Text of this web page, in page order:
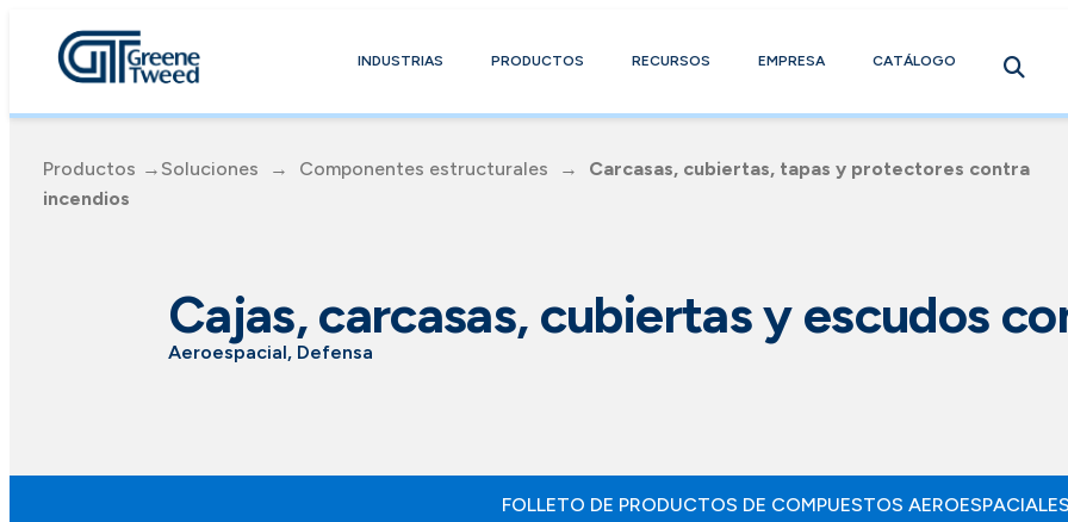
INDUSTRIAS PRODUCTOS RECURSOS EMPRESA CATÁLOGO
Cajas, carcasas, cubiertas y escudos
Aeroespacial, Defensa
Productos →Soluciones → Componentes estructurales →
Carcasas, cubiertas, tapas y protectores contra
incendios
FOLLETO DE PRODUCTOS DE COMPUESTOS